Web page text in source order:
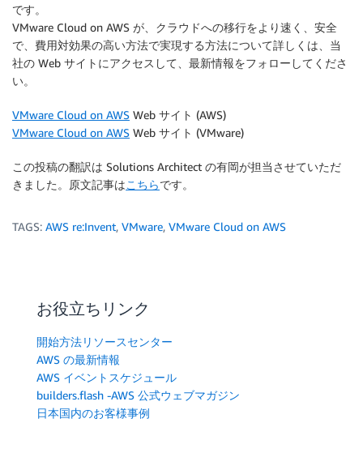
です。
VMware Cloud on AWS が、クラウドへの移行をより速く、安全
で、費用対効果の高い方法で実現する方法について詳しくは、当
社の Web サイトにアクセスして、最新情報をフォローしてくださ
い。
VMware Cloud on AWS Web サイト (AWS)
VMware Cloud on AWS Web サイト (VMware)
この投稿の翻訳は Solutions Architect の有岡が担当させていただ
きました。原文記事はこちらです。
TAGS: AWS re:Invent, VMware, VMware Cloud on AWS
お役立ちリンク
開始方法リソースセンター
AWS の最新情報
AWS イベントスケジュール
builders.flash -AWS 公式ウェブマガジン
日本国内のお客様事例